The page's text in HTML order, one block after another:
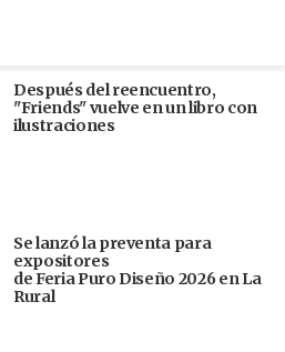
Después del reencuentro,
"Friends" vuelve en un libro con
ilustraciones
Se lanzó la preventa para
expositores
de Feria Puro Diseño 2026 en La
Rural